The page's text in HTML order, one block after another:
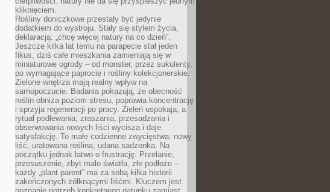
kliknięciem.
Rośliny doniczkowe przestały być jedynie
dodatkiem do wystroju. Stały się stylem życia,
deklaracją: „chcę więcej natury na co dzień”.
Jeszcze kilka lat temu na parapecie stał jeden
fikus, dziś całe mieszkania zamieniają się w
miniaturowe ogrody – od monster, przez sukulenty,
po wymagające paprocie i rośliny kolekcjonerskie.
Zielone wnętrza mają realny wpływ na
samopoczucie. Badania pokazują, że obecność
roślin obniża poziom stresu, poprawia koncentrację
i sprzyja regeneracji po pracy. Zieleń uspokaja, a
rytuał podlewania, zraszania, przesadzania i
obserwowania nowych liści wycisza i daje
satysfakcję. To małe codzienne zwycięstwa: nowy
liść, uratowana roślina, udana sadzonka. Na
początku jednak łatwo o frustrację. Przelanie,
przesuszenie, zbyt mało światła, złe podłoże –
każdy „plant parent” ma za sobą kilka historii
zakończonych żółknącymi liśćmi. Kluczem jest